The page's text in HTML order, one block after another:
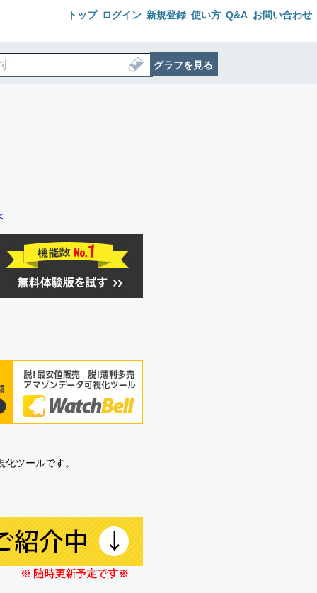
トップ ログイン 新規登録 使い方 Q&A お問い合わせ
グラフを見る
ツールです。